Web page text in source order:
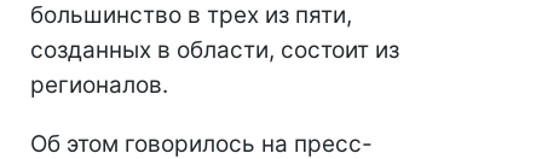
большинство в трех из пяти,
созданных в области, состоит из
регионалов.
Об этом говорилось на пресс-